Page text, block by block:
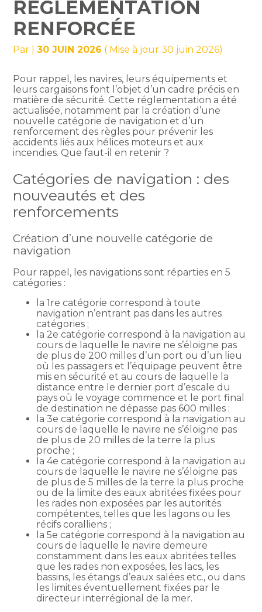
RÉGLEMENTATION
RENFORCÉE
Par |30 JUIN 2026 ( Mise à jour 30 juin 2026)
Pour rappel, les navires, leurs équipements et
leurs cargaisons font l’objet d’un cadre précis en
matière de sécurité. Cette réglementation a été
actualisée, notamment par la création d’une
nouvelle catégorie de navigation et d’un
renforcement des règles pour prévenir les
accidents liés aux hélices moteurs et aux
incendies. Que faut-il en retenir ?
Catégories de navigation : des
nouveautés et des
renforcements
Création d’une nouvelle catégorie de
navigation
Pour rappel, les navigations sont réparties en 5
catégories :
la 1re catégorie correspond à toute
navigation n’entrant pas dans les autres
catégories ;
la 2e catégorie correspond à la navigation au
cours de laquelle le navire ne s’éloigne pas
de plus de 200 milles d’un port ou d’un lieu
où les passagers et l’équipage peuvent être
mis en sécurité et au cours de laquelle la
distance entre le dernier port d’escale du
pays où le voyage commence et le port final
de destination ne dépasse pas 600 milles ;
la 3e catégorie correspond à la navigation au
cours de laquelle le navire ne s’éloigne pas
de plus de 20 milles de la terre la plus
proche ;
la 4e catégorie correspond à la navigation au
cours de laquelle le navire ne s’éloigne pas
de plus de 5 milles de la terre la plus proche
ou de la limite des eaux abritées fixées pour
les rades non exposées par les autorités
compétentes, telles que les lagons ou les
récifs coralliens ;
la 5e catégorie correspond à la navigation au
cours de laquelle le navire demeure
constamment dans les eaux abritées telles
que les rades non exposées, les lacs, les
bassins, les étangs d’eaux salées etc., ou dans
les limites éventuellement fixées par le
directeur interrégional de la mer.